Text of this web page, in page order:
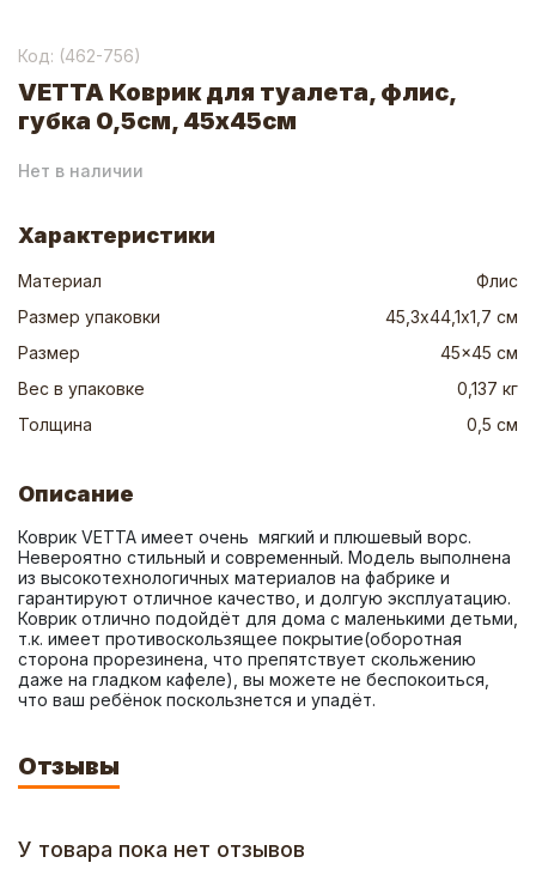
Код: (462-756)
VETTA Коврик для туалета, флис,
губка 0,5см, 45x45см
Нет в наличии
Характеристики
Материал
Флис
Размер упаковки
45,3х44,1х1,7 см
Размер
45x45 см
Вес в упаковке
0,137 кг
Толщина
0,5 см
Описание
Коврик VETTA имеет очень  мягкий и плюшевый ворс.
Невероятно стильный и современный. Модель выполнена
из высокотехнологичных материалов на фабрике и
гарантируют отличное качество, и долгую эксплуатацию.
Коврик отлично подойдёт для дома с маленькими детьми,
т.к. имеет противоскользящее покрытие(оборотная
сторона прорезинена, что препятствует скольжению
даже на гладком кафеле), вы можете не беспокоиться,
что ваш ребёнок поскользнется и упадёт.
Отзывы
У товара пока нет отзывов